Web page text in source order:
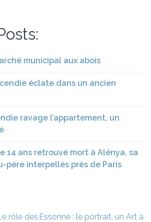
municipal aux abois
éclate dans un ancien
ravage l’appartement, un
14 ans retrouvé mort à Alénya, sa
père interpellés près de Paris
rôle des Essonne : le portrait, un Art à